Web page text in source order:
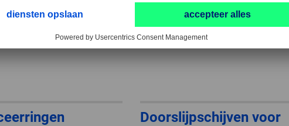
Doorslijpschijven voor